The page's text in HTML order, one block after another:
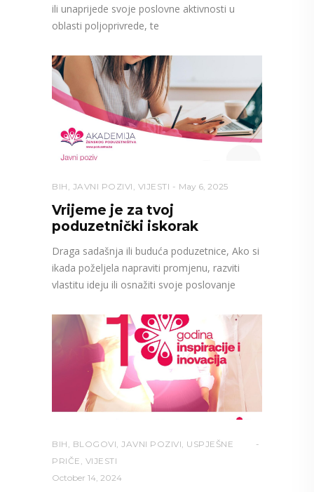
ili unaprijede svoje poslovne aktivnosti u
oblasti poljoprivrede, te
BIH JAVNI POZIVI VIJESTI May 6, 2025
Vrijeme je za tvoj
poduzetnički iskorak
Draga sadašnja ili buduća poduzetnice, Ako si
ikada poželjela napraviti promjenu, razviti
vlastitu ideju ili osnažiti svoje poslovanje
BIH BLOGOVI JAVNI POZIVI USPJEŠNE
PRIČE VIJESTI
October 14, 2024